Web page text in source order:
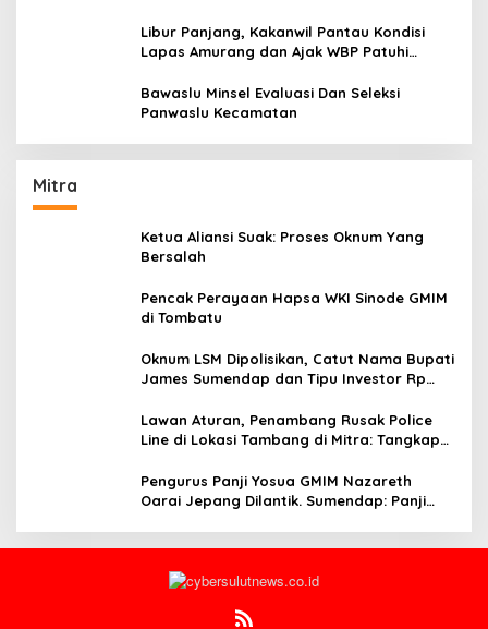
Libur Panjang, Kakanwil Pantau Kondisi
Lapas Amurang dan Ajak WBP Patuhi
Bawaslu Minsel Evaluasi Dan Seleksi
Panwaslu Kecamatan
Mitra
Ketua Aliansi Suak: Proses Oknum Yang
Bersalah
Pencak Perayaan Hapsa WKI Sinode GMIM
di Tombatu
Oknum LSM Dipolisikan, Catut Nama Bupati
James Sumendap dan Tipu Investor Rp
Lawan Aturan, Penambang Rusak Police
Line di Lokasi Tambang di Mitra: Tangkap
Pengurus Panji Yosua GMIM Nazareth
Oarai Jepang Dilantik. Sumendap: Panji